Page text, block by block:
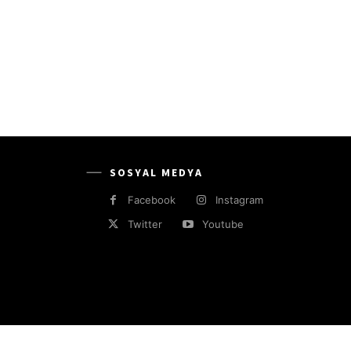
SOSYAL MEDYA
Facebook
Instagram
Twitter
Youtube